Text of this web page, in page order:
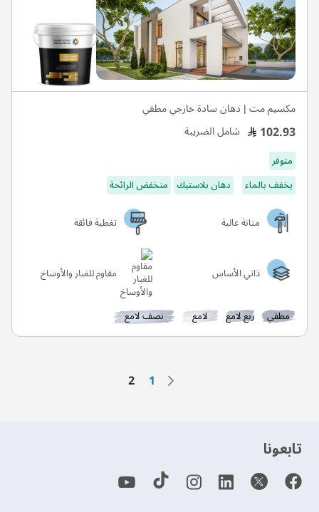
مكسيم مت | دهان سادة خارجي مطفي
102.93 شامل الضريبة
متوفر
يخفف بالماء
دهان بلاستيك منخفض الرائحة
متانة عالية
تغطية فائقة
ذاتي الأساس مقاوم للغبار والأوساخ
مطفي ربع لامع لامع نصف لامع
الصفحة الصفحة
السابق
الصفحة
1 أنت تقرأ الصفحة حاليًا
2
‫تابعونا‬